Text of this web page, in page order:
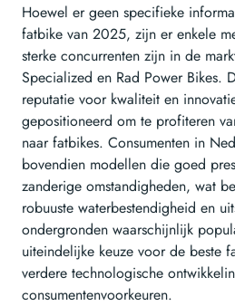
Hoewel er geen specifieke
fatbike van 2025, zijn er enkele
sterke concurrenten zijn in de
Specialized en Rad Power Bikes.
reputatie voor kwaliteit en
gepositioneerd om te profiteren
naar fatbikes. Consumenten in
bovendien modellen die goed
zanderige omstandigheden, wat
robuuste waterbestendigheid en
ondergronden waarschijnlijk
uiteindelijke keuze voor de beste
verdere technologische
consumentenvoorkeuren.